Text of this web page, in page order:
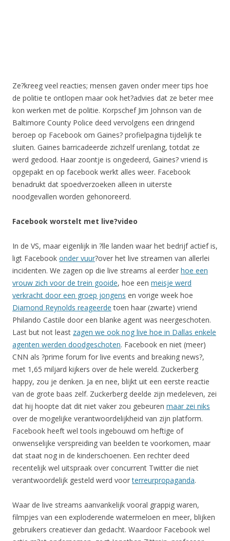
Ze?kreeg veel reacties; mensen gaven onder meer tips hoe
de politie te ontlopen maar ook het?advies dat ze beter mee
kon werken met de politie. Korpschef Jim Johnson van de
Baltimore County Police deed vervolgens een dringend
beroep op Facebook om Gaines? profielpagina tijdelijk te
sluiten. Gaines barricadeerde zichzelf urenlang, totdat ze
werd gedood. Haar zoontje is ongedeerd, Gaines? vriend is
opgepakt en op facebook werkt alles weer. Facebook
benadrukt dat spoedverzoeken alleen in uiterste
noodgevallen worden gehonoreerd.
Facebook worstelt met live?video
In de VS, maar eigenlijk in ?lle landen waar het bedrijf actief is,
ligt Facebook onder vuur?over het live streamen van allerlei
incidenten. We zagen op die live streams al eerder hoe een
vrouw zich voor de trein gooide, hoe een meisje werd
verkracht door een groep jongens en vorige week hoe
Diamond Reynolds reageerde toen haar (zwarte) vriend
Philando Castile door een blanke agent was neergeschoten.
Last but not least zagen we ook nog live hoe in Dallas enkele
agenten werden doodgeschoten. Facebook en niet (meer)
CNN als ?prime forum for live events and breaking news?,
met 1,65 miljard kijkers over de hele wereld. Zuckerberg
happy, zou je denken. Ja en nee, blijkt uit een eerste reactie
van de grote baas zelf. Zuckerberg deelde zijn medeleven, zei
dat hij hoopte dat dit niet vaker zou gebeuren maar zei niks
over de mogelijke verantwoordelijkheid van zijn platform.
Facebook heeft wel tools ingebouwd om heftige of
onwenselijke verspreiding van beelden te voorkomen, maar
dat staat nog in de kinderschoenen. Een rechter deed
recentelijk wel uitspraak over concurrent Twitter die niet
verantwoordelijk gesteld werd voorterreurpropaganda.
Waar de live streams aanvankelijk vooral grappig waren,
filmpjes van een exploderende watermeloen en meer, blijken
gebruikers creatiever dan gedacht. Waardoor Facebook wel